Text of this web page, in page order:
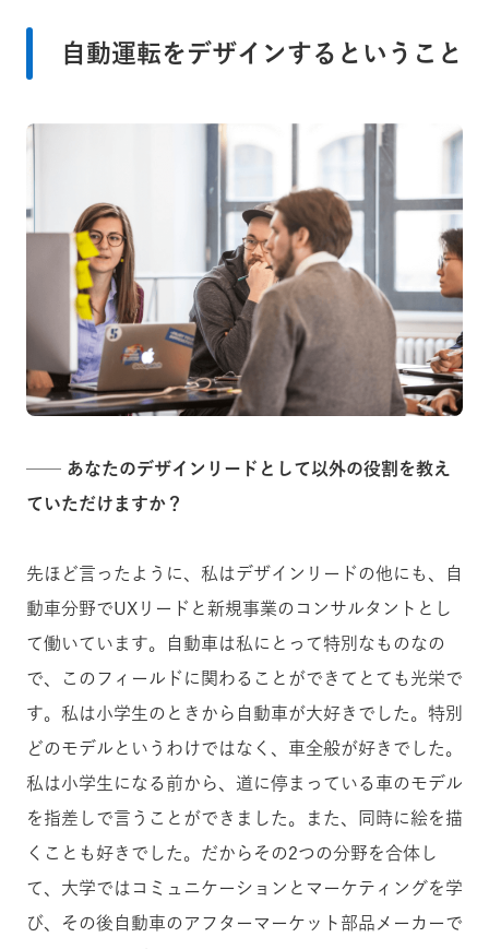
自動運転をデザインするということ
── あなたのデザインリードとして以外の役割を教え
ていただけますか？
先ほど言ったように、私はデザインリードの他にも、自
動車分野でUXリードと新規事業のコンサルタントとし
て働いています。自動車は私にとって特別なものなの
で、このフィールドに関わることができてとても光栄で
す。私は小学生のときから自動車が大好きでした。特別
どのモデルというわけではなく、車全般が好きでした。
私は小学生になる前から、道に停まっている車のモデル
を指差しで言うことができました。また、同時に絵を描
くことも好きでした。だからその2つの分野を合体し
て、大学ではコミュニケーションとマーケティングを学
び、その後自動車のアフターマーケット部品メーカーで